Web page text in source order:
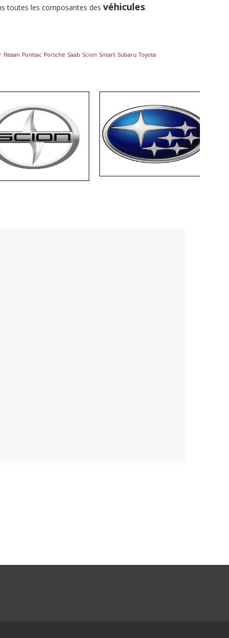
toutes les composantes des véhicules.
Nissan Pontiac Porsche Saab Scion Smart Subaru Toyota